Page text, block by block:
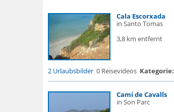
Cala Escorxada
in Santo Tomas
3,8 km entfernt
2 Urlaubsbilder 0 Reisevideos Kategorie:
Camí de Cavalls
in Son Parc